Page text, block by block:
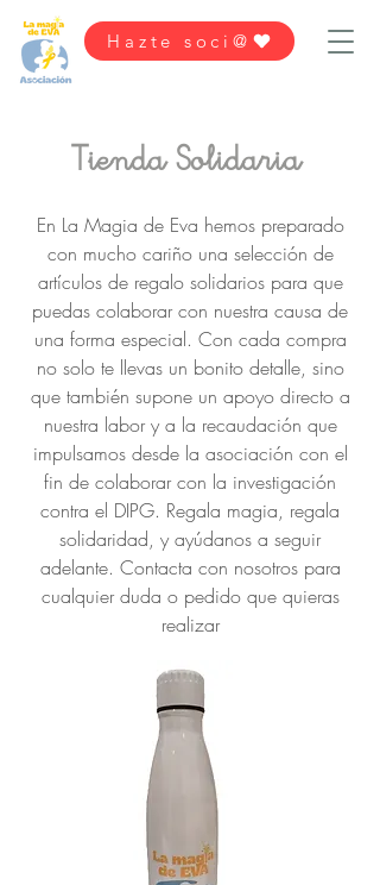
Hazte soci@
Tienda Solidaria
En La Magia de Eva hemos preparado
con mucho cariño una selección de
artículos de regalo solidarios para que
puedas colaborar con nuestra causa de
una forma especial. Con cada compra
no solo te llevas un bonito detalle, sino
que también supone un apoyo directo a
nuestra labor y a la recaudación que
impulsamos desde la asociación con el
fin de colaborar con la investigación
contra el DIPG. Regala magia, regala
solidaridad, y ayúdanos a seguir
adelante. Contacta con nosotros para
cualquier duda o pedido que quieras
realizar